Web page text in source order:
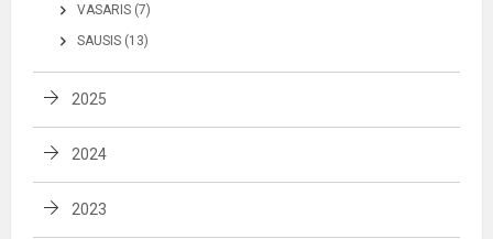
VASARIS (7)
SAUSIS (13)
2025
2024
2023